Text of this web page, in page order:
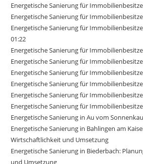
Energetische Sanierung für
Energetische Sanierung für
Energetische Sanierung für
01:22
Energetische Sanierung für
Energetische Sanierung für
Energetische Sanierung für
Energetische Sanierung für
Energetische Sanierung für
Energetische Sanierung für
Energetische Sanierung in Au vom
Energetische Sanierung in Bahlingen am
Wirtschaftlichkeit und Umsetzung
Energetische Sanierung in Biederbach:
und Umsetzung